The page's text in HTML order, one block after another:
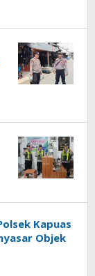
Kapuas
Objek